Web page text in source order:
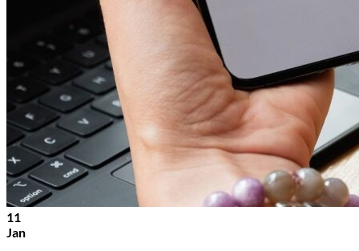
11
Jan